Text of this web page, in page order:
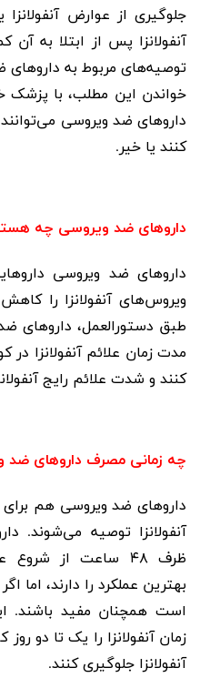
جلوگیری از عوارضآنفولانزا
آنفولانزا پس از ابتلا به
توصیه‌های مربوط به
خواندن این مطلب، با پزشک
داروهای ضد ویروسی
کنند یا خیر.
داروهای ضد ویروسی چه
داروهای ضد ویروسی
ویروس‌های آنفولانزا را
طبق دستورالعمل، داروهای
مدت زمان علائم آنفولانزا
کنند و شدت علائم رایج
چه زمانی مصرف داروهای
داروهای ضد ویروسی هم برای
آنفولانزا توصیه می‌شوند.
ظرف۴۸ ساعت از شروع
بهترین عملکرد را دارند،
است همچنان مفید باشند.
زمان آنفولانزا را یک تا دو
آنفولانزا جلوگیری کنند.